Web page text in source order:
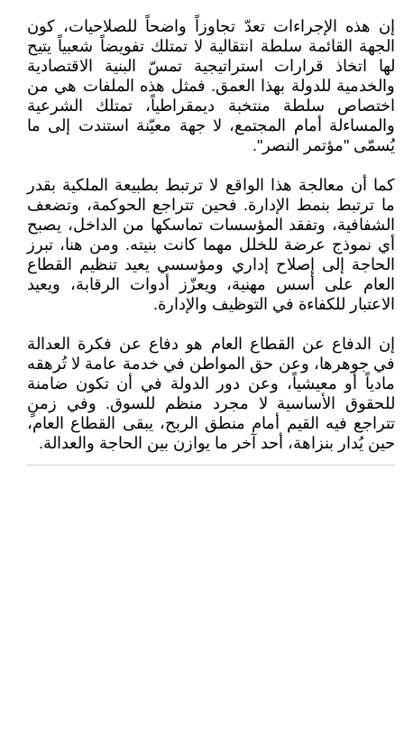
إن هذه الإجراءات تعدّ تجاوزاً واضحاً للصلاحيات، كون
الجهة القائمة سلطة انتقالية لا تمتلك تفويضاً شعبياً يتيح
لها اتخاذ قرارات استراتيجية تمسّ البنية الاقتصادية
والخدمية للدولة بهذا العمق. فمثل هذه الملفات هي من
اختصاص سلطة منتخبة ديمقراطياً، تمتلك الشرعية
والمساءلة أمام المجتمع، لا جهة معيّنة استندت إلى ما
يُسمّى "مؤتمر النصر".
كما أن معالجة هذا الواقع لا ترتبط بطبيعة الملكية بقدر
ما ترتبط بنمط الإدارة. فحين تتراجع الحوكمة، وتضعف
الشفافية، وتفقد المؤسسات تماسكها من الداخل، يصبح
أي نموذج عرضة للخلل مهما كانت بنيته. ومن هنا، تبرز
الحاجة إلى إصلاح إداري ومؤسسي يعيد تنظيم القطاع
العام على أسس مهنية، ويعزّز أدوات الرقابة، ويعيد
الاعتبار للكفاءة في التوظيف والإدارة.
إن الدفاع عن القطاع العام هو دفاع عن فكرة العدالة
في جوهرها، وعن حق المواطن في خدمة عامة لا تُرهقه
مادياً أو معيشياً، وعن دور الدولة في أن تكون ضامنة
للحقوق الأساسية لا مجرد منظم للسوق. وفي زمنٍ
تتراجع فيه القيم أمام منطق الربح، يبقى القطاع العام،
حين يُدار بنزاهة، أحد آخر ما يوازن بين الحاجة والعدالة.